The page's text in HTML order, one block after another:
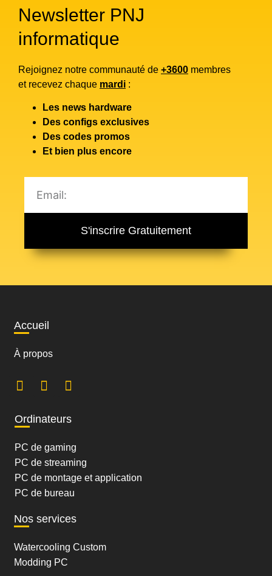
Newsletter PNJ
informatique
Rejoignez notre communauté de +3600 membres
et recevez chaque mardi :
Les news hardware
Des configs exclusives
Des codes promos
Et bien plus encore
S'inscrire Gratuitement
Accueil
À propos
Ordinateurs
PC de gaming
PC de streaming
PC de montage et application
PC de bureau
Nos services
Watercooling Custom
Modding PC